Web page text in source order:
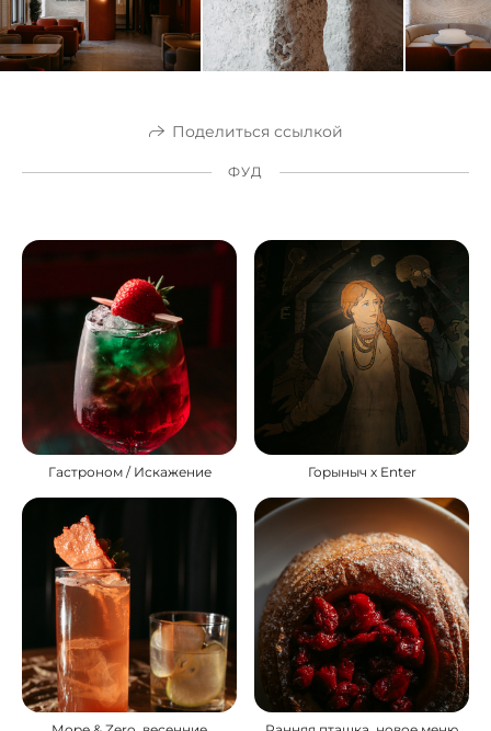
Поделиться ссылкой
ФУД
Гастроном / Искажение Горыныч х Enter